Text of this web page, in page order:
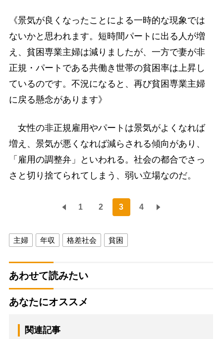
《景気が良くなったことによる一時的な現象では
ないかと思われます。短時間パートに出る人が増
え、貧困専業主婦は減りましたが、一方で妻が非
正規・パートである共働き世帯の貧困率は上昇し
ているのです。不況になると、再び貧困専業主婦
に戻る懸念があります》
女性の非正規雇用やパートは景気がよくなれば
増え、景気が悪くなれば減らされる傾向があり、
「雇用の調整弁」といわれる。社会の都合でさっ
さと切り捨てられてしまう、弱い立場なのだ。
1 2 3 4
主婦 年収 格差社会 貧困
あわせて読みたい
あなたにオススメ
関連記事